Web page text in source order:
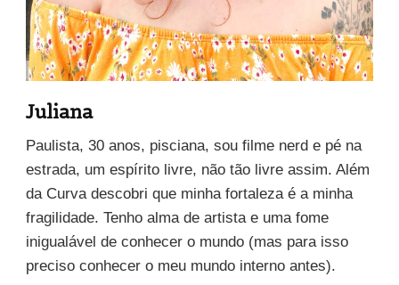
Juliana
Paulista, 30 anos, pisciana, sou filme nerd e pé na
estrada, um espírito livre, não tão livre assim. Além
da Curva descobri que minha fortaleza é a minha
fragilidade. Tenho alma de artista e uma fome
inigualável de conhecer o mundo (mas para isso
preciso conhecer o meu mundo interno antes).